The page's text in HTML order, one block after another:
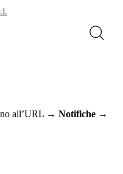
all’URL → Notifiche →